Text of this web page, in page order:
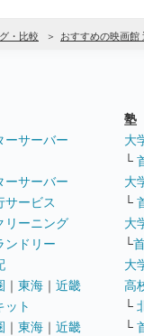
・比較 おすすめの映画館
ーサーバー
ーサーバー
サービス
リーニング
ンドリー
｜ 東海 ｜ 近畿
ット
｜ 東海 ｜ 近畿
塾
大
└
大
└
大
└
大
高
└
└